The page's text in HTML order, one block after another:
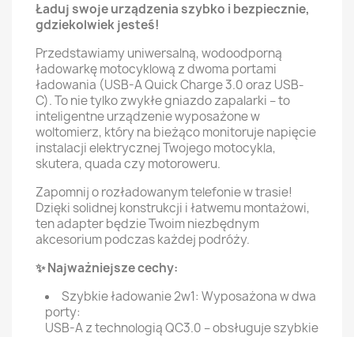
Ładuj swoje urządzenia szybko i bezpiecznie,
gdziekolwiek jesteś!
Przedstawiamy uniwersalną, wodoodporną
ładowarkę motocyklową z dwoma portami
ładowania (USB-A Quick Charge 3.0 oraz USB-
C). To nie tylko zwykłe gniazdo zapalarki – to
inteligentne urządzenie wyposażone w
woltomierz, który na bieżąco monitoruje napięcie
instalacji elektrycznej Twojego motocykla,
skutera, quada czy motoroweru.
Zapomnij o rozładowanym telefonie w trasie!
Dzięki solidnej konstrukcji i łatwemu montażowi,
ten adapter będzie Twoim niezbędnym
akcesorium podczas każdej podróży.
✨ Najważniejsze cechy:
Szybkie ładowanie 2w1: Wyposażona w dwa
porty:
USB-A z technologią QC3.0 – obsługuje szybkie